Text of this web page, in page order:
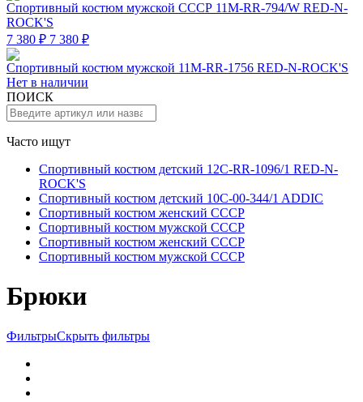
Спортивный костюм мужской СССР 11M-RR-794/W RED-N-
ROCK'S
7 380 ₽ 7 380 ₽
Спортивный костюм мужской 11M-RR-1756 RED-N-ROCK'S
Нет в наличии
ПОИСК
Часто ищут
Спортивный костюм детский 12C-RR-1096/1 RED-N-
ROCK'S
Спортивный костюм детский 10C-00-344/1 ADDIC
Спортивный костюм женский СССР
Спортивный костюм мужской СССР
Спортивный костюм женский СССР
Спортивный костюм мужской СССР
Брюки
ФильтрыСкрыть фильтры